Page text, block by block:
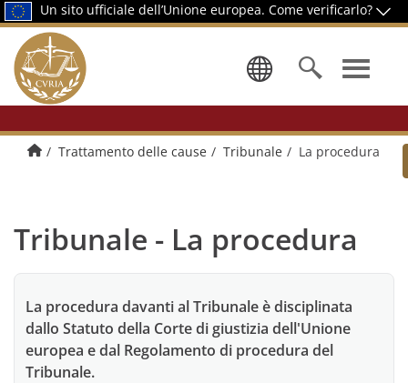
Un sito ufficiale dell’Unione europea. Come verificarlo?
Pagina di presentazione
Trattamento delle cause Tribunale La procedura
Tribunale - La procedura
La procedura davanti al Tribunale è disciplinata
dallo Statuto della Corte di giustizia dell'Unione
europea e dal Regolamento di procedura del
Tribunale.